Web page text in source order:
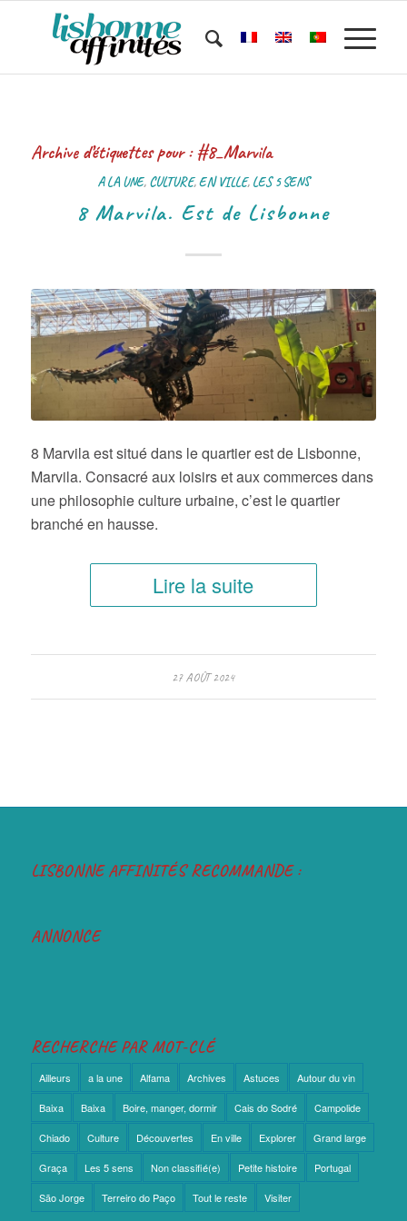
Archive d’étiquettes pour :#8_Marvila
A LA UNE, CULTURE,EN VILLE, LES 5 SENS
8 Marvila. Est de Lisbonne
8 Marvila est situé dans le quartier est de Lisbonne,
Marvila. Consacré aux loisirs et aux commerces dans
une philosophie culture urbaine, c’est le quartier
branché en hausse.
Lire la suite
27 AOÛT 2024
LISBONNE AFFINITÉS RECOMMANDE :
ANNONCE
RECHERCHE PAR MOT-CLÉ
Ailleurs a la une Alfama Archives Astuces Autour du vin
Baixa Baixa Boire, manger, dormir Cais do Sodré Campolide
Chiado Culture Découvertes En ville Explorer Grand large
Graça Les 5 sens Non classifié(e) Petite histoire Portugal
São Jorge Terreiro do Paço Tout le reste Visiter